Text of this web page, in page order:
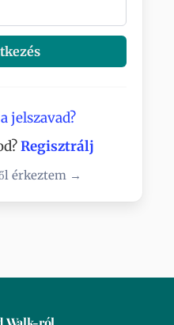
jelszavad?
Regisztrálj
érkeztem →